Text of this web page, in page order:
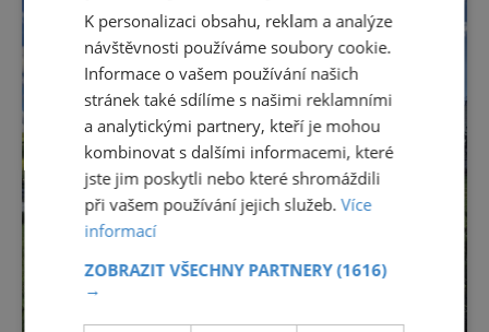
K personalizaci obsahu, reklam a analýze
návštěvnosti používáme soubory cookie.
Informace o vašem používání našich
stránek také sdílíme s našimi reklamními
a analytickými partnery, kteří je mohou
kombinovat s dalšími informacemi, které
jste jim poskytli nebo které shromáždili
při vašem používání jejich služeb.Více
informací
ZOBRAZIT VŠECHNY PARTNERY(1616)
→